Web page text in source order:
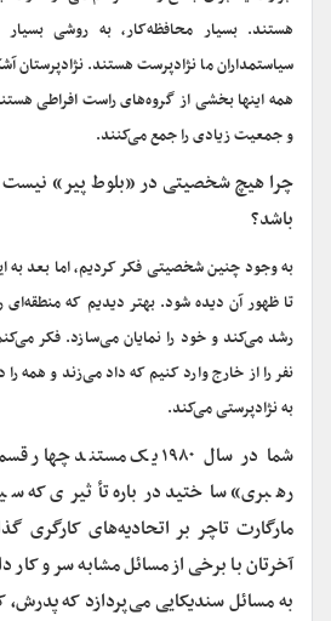
هستند. بسیار محافظه‌کار، به روشی بسیار
سیاستمداران ما نژادپرست هستند. نژادپرستان
همه اینها بخشی از گروه‌های راست افراطی
و جمعیت زیادی را جمع می‌کنند.
چرا هیچ شخصیتی در «بلوط پیر» نیست
باشد؟
به وجود چنین شخصیتی فکر کردیم، اما بعد به
تا ظهور آن دیده شود. بهتر دیدیم که منطقه‌ای
رشد می‌کند و خود را نمایان می‌سازد. فکر
نفر را از خارج وارد کنیم که داد می‌زند و همه
به نژادپرستی می‌کند.
شما در سال ۱۹۸۰ یک
رهبری» ساختید درباره تأثیری که
مارگارت تاچر بر اتحادیههای کارگری
آخرتان با برخی از مسائل مشابه سر و کار
به مسائل سندیکایی می‌پردازد که